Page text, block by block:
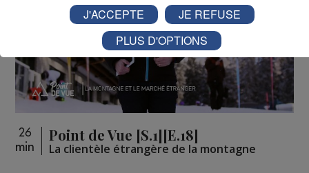
26
min
Point de Vue [S.1][E.18]
La clientèle étrangère de la montagne
J'ACCEPTE
JE REFUSE
PLUS D'OPTIONS